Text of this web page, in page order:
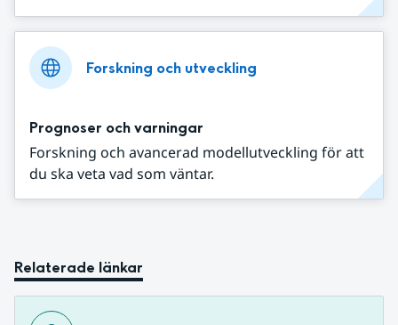
Forskning och utveckling
Prognoser och varningar
Forskning och avancerad modellutveckling för att
du ska veta vad som väntar.
Relaterade länkar